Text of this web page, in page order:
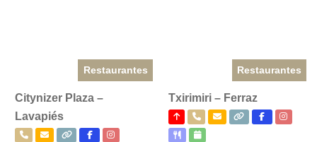
Restaurantes
Citynizer Plaza –
Lavapiés
Restaurantes
Txirimiri – Ferraz